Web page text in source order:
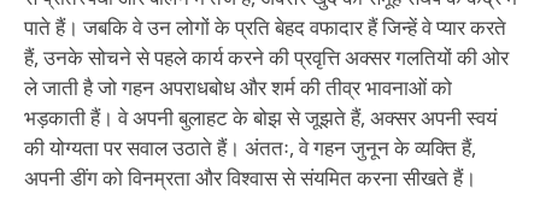
पाते हैं। जबकि वे उन लोगों के प्रति बेहद वफादार हैं जिन्हें वे प्यार करते
हैं, उनके सोचने से पहले कार्य करने की प्रवृत्ति अक्सर गलतियों की ओर
ले जाती है जो गहन अपराधबोध और शर्म की तीव्र भावनाओं को
भड़काती हैं। वे अपनी बुलाहट के बोझ से जूझते हैं, अक्सर अपनी स्वयं
की योग्यता पर सवाल उठाते हैं। अंततः, वे गहन जुनून के व्यक्ति हैं,
अपनी डींग को विनम्रता और विश्वास से संयमित करना सीखते हैं।